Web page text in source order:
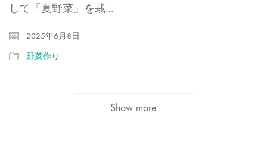
して「夏野菜」を栽…
2025年6月8日
野菜作り
Show more